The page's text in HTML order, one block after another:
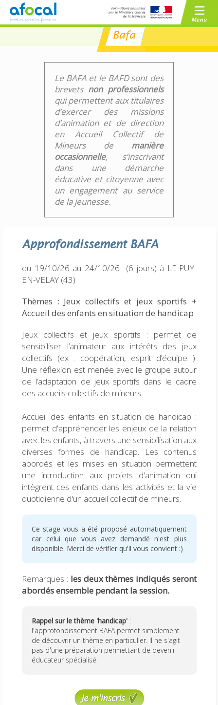
BAFA
BPJEPS
/
CPJEPS
Bafa
Le BAFA et le BAFD sont des
brevets non professionnels
qui permettent aux titulaires
d’exercer des missions
d’animation et de direction
en Accueil Collectif de
Mineurs de manière
occasionnelle, s’inscrivant
dans une démarche
éducative et citoyenne avec
un engagement au service
de la jeunesse.
ApprofondissementBAFA
du 19/10/26 au 24/10/26 (6 jours) à LE-PUY-
EN-VELAY (43)
Thèmes : Jeux collectifs et jeux sportifs +
Accueil des enfants en situation de handicap
Jeux collectifs et jeux sportifs : permet de
sensibiliser l’animateur aux intérêts des jeux
collectifs (ex : coopération, esprit d’équipe…).
Une réflexion est menée avec le groupe autour
de l’adaptation de jeux sportifs dans le cadre
des accueils collectifs de mineurs.
Accueil des enfants en situation de handicap :
permet d'appréhender les enjeux de la relation
avec les enfants, à travers une sensibilisation aux
diverses formes de handicap. Les contenus
abordés et les mises en situation permettent
une introduction aux projets d'animation qui
intègrent ces enfants dans les activités et la vie
quotidienne d'un accueil collectif de mineurs.
Ce stage vous a été proposé automatiquement
car celui que vous avez demandé n'est plus
disponible. Merci de vérifier qu'il vous convient :)
Remarques : les deux thèmes indiqués seront
abordés ensemble pendant la session.
Rappel sur le thème 'handicap' :
l'approfondissement BAFA permet simplement
de découvrir un thème en particulier. Il ne s'agit
pas d'une préparation permettant de devenir
éducateur spécialisé.